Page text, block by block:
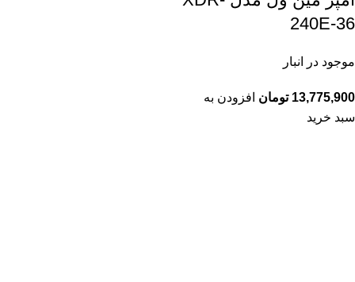
240E-36
موجود در انبار
13,775,900 تومان افزودن به
سبد خرید